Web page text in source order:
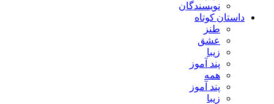
نویسندگان
داستان کوتاه
طنز
عشق
زیبا
پند آموز
همه
پند آموز
زیبا